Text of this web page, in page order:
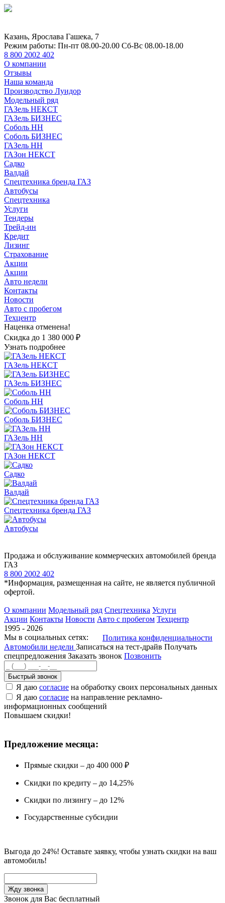
Казань, Ярослава Гашека, 7
Режим работы: Пн-пт 08.00-20.00 Сб-Вс 08.00-18.00
8 800 2002 402
О компании
Отзывы
Наша команда
Производство Луидор
Модельный ряд
ГАЗель НЕКСТ
ГАЗель БИЗНЕС
Соболь НН
Соболь БИЗНЕС
ГАЗель НН
ГАЗон НЕКСТ
Садко
Валдай
Спецтехника бренда ГАЗ
Автобусы
Спецтехника
Услуги
Тендеры
Трейд-ин
Кредит
Лизинг
Страхование
Акции
Акции
Авто недели
Контакты
Новости
Авто с пробегом
Техцентр
Наценка отменена!
Скидка до 1 380 000 ₽
Узнать подробнее
ГАЗель НЕКСТ
ГАЗель БИЗНЕС
Соболь НН
Соболь БИЗНЕС
ГАЗель НН
ГАЗон НЕКСТ
Садко
Валдай
Спецтехника бренда ГАЗ
Автобусы
Продажа и обслуживание коммерческих автомобилей бренда
ГАЗ
8 800 2002 402
*Информация, размещенная на сайте, не является публичной
офертой.
О компании Модельный ряд Спецтехника Услуги
Акции Контакты Новости Авто с пробегом Техцентр
1995 - 2026
Мы в социальных сетях:
Политика конфиденциальности
Автомобили недели Записаться на тест-драйв Получать
спецпредложения Заказать звонок Позвонить
Быстрый звонок
Я даю согласие на обработку своих персональных данных
Я даю согласие на направление рекламно-
информационных сообщений
Повышаем скидки!
Предложение месяца:
Прямые скидки – до 400 000 ₽
Скидки по кредиту – до 14,25%
Скидки по лизингу – до 12%
Государственные субсидии
Выгода до 24%! Оставьте заявку, чтобы узнать скидки на ваш
автомобиль!
Звонок для Вас бесплатный